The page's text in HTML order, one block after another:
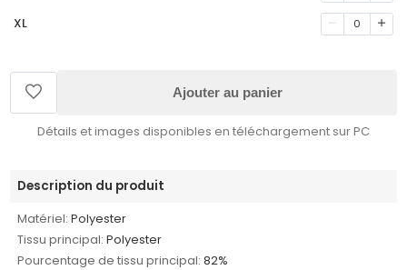
XL 0
Ajouter au panier
Détails et images disponibles en téléchargement sur PC
Description du produit
Matériel: Polyester
Tissu principal: Polyester
Pourcentage de tissu principal: 82%